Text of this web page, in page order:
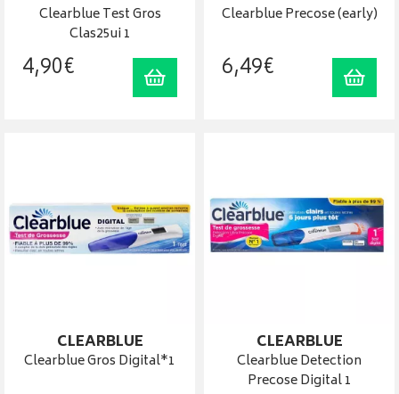
Clearblue Test Gros
Clas25ui 1
4,90€ Ajouter au panier
Clearblue Precose (early)
6,49€
CLEARBLUE
Clearblue Gros Digital*1
CLEARBLUE
Clearblue Detection
Precose Digital 1